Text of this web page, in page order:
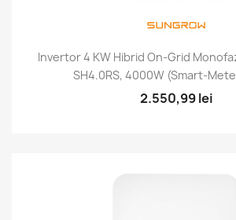
Invertor 4 KW Hibrid On-Grid
SH4.0RS, 4000W (smart-
2.550,99 lei